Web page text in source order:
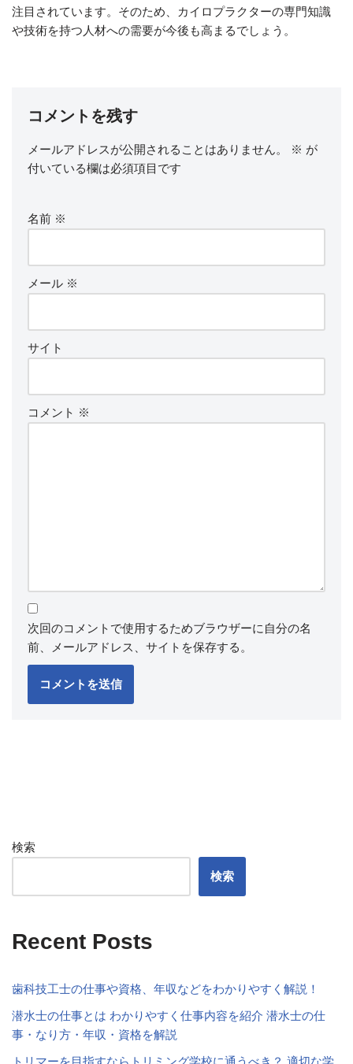
注目されています。そのため、カイロプラクターの専門知識
や技術を持つ人材への需要が今後も高まるでしょう。
コメントを残す
メールアドレスが公開されることはありません。 ※ が
付いている欄は必須項目です
名前 ※
メール ※
サイト
コメント ※
次回のコメントで使用するためブラウザーに自分の名
前、メールアドレス、サイトを保存する。
検索
検索
Recent Posts
歯科技工士の仕事や資格、年収などをわかりやすく解説！
潜水士の仕事とは わかりやすく仕事内容を紹介 潜水士の仕
事・なり方・年収・資格を解説
トリマーを目指すならトリミング学校に通うべき？ 適切な学